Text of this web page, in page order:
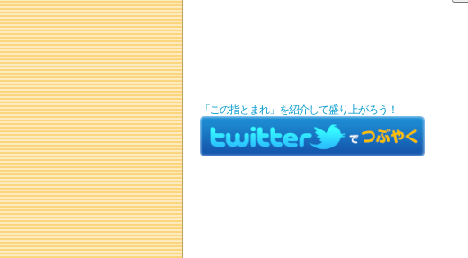
「この指とまれ」を紹介して盛り上がろう！